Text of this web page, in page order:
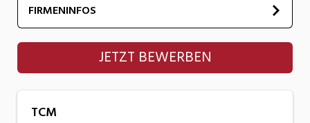
FIRMENINFOS
TCM
JETZT BEWERBEN
TCM